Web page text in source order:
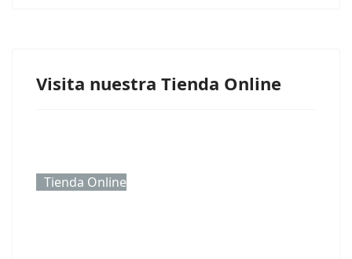
Visita nuestra Tienda Online
Tienda Online